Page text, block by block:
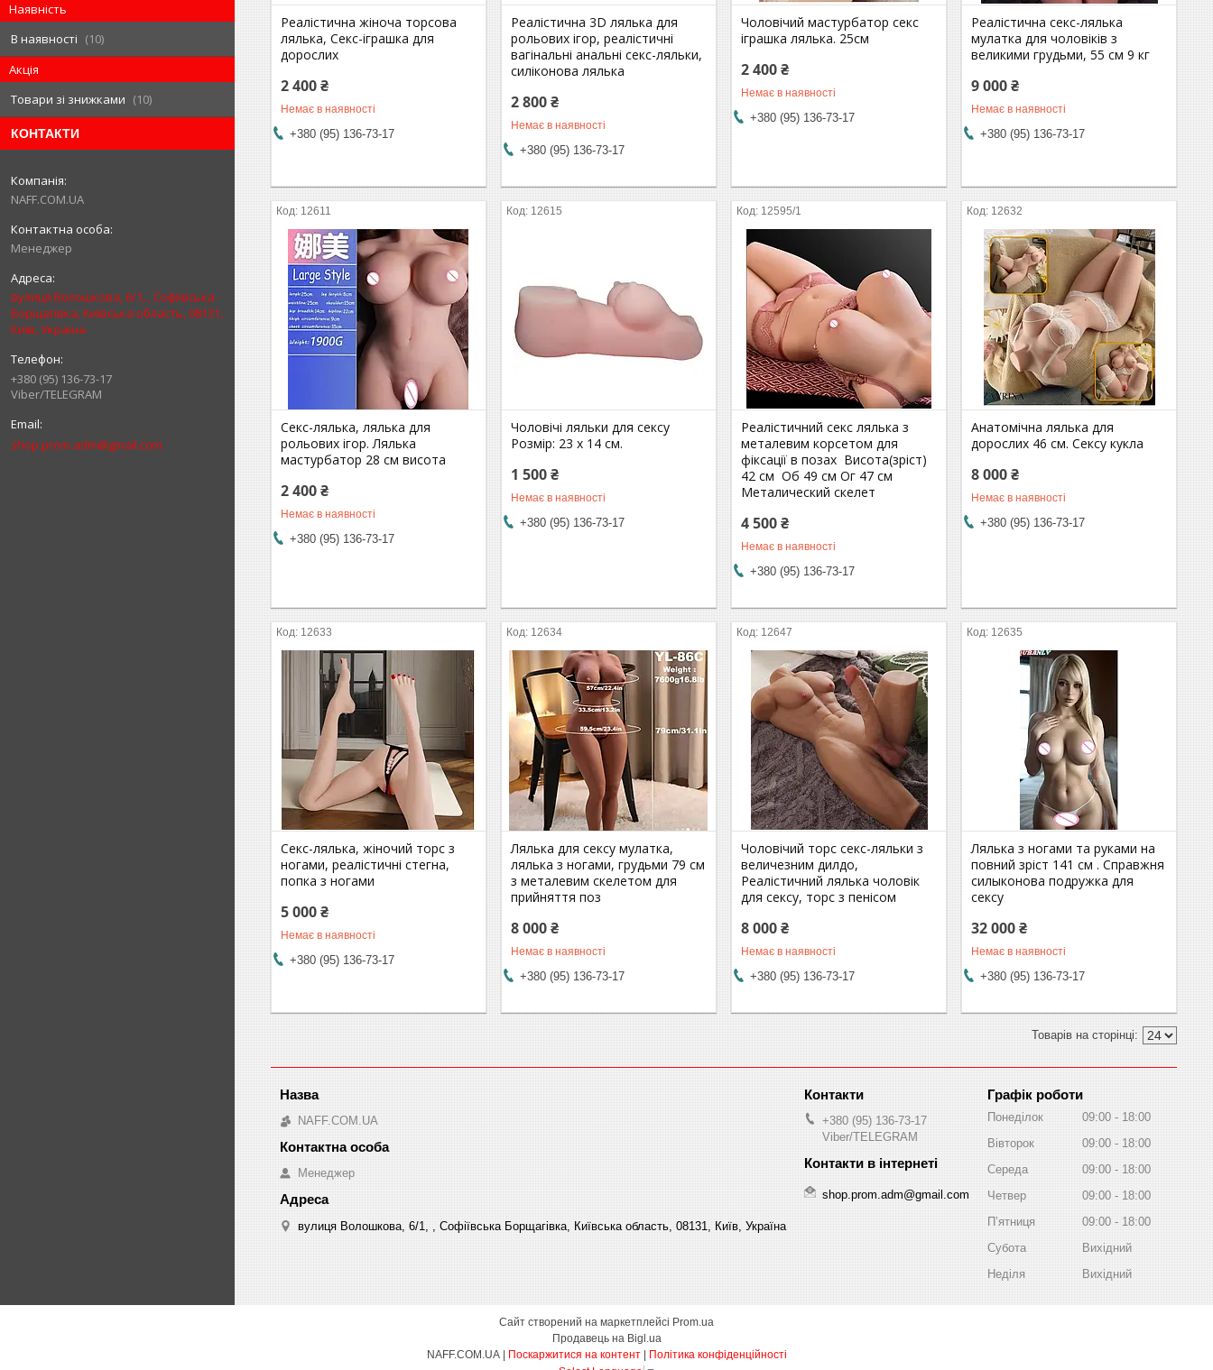
Наявність
В наявності
10
Акція
Товари зі знижками
10
КОНТАКТИ
NAFF.COM.UA
Менеджер
вулиця Волошкова, 6/1, , Софіївська
Борщагівка, Київська область, 08131,
Київ, Україна
+380 (95) 136-73-17
Viber/TELEGRAM
shop.prom.adm@gmail.com
Реалістична жіноча торсова
лялька, Секс-іграшка для
дорослих
2 400 ₴
Немає в наявності
+380 (95) 136-73-17
Реалістична 3D лялька для
рольових ігор, реалістичні
вагінальні анальні секс-ляльки,
силіконова лялька
2 800 ₴
Немає в наявності
+380 (95) 136-73-17
Чоловічий мастурбатор секс
іграшка лялька. 25см
2 400 ₴
Немає в наявності
+380 (95) 136-73-17
Реалістична секс-лялька
мулатка для чоловіків з
великими грудьми, 55 см 9 кг
9 000 ₴
Немає в наявності
+380 (95) 136-73-17
12611
Секс-лялька, лялька для
рольових ігор. Лялька
мастурбатор 28 см висота
2 400 ₴
Немає в наявності
+380 (95) 136-73-17
12615
Чоловічі ляльки для сексу
Розмір: 23 х 14 см.
1 500 ₴
Немає в наявності
+380 (95) 136-73-17
12595/1
Реалістичний секс лялька з
металевим корсетом для
фіксації в позах Висота(зріст)
42 см Об 49 см Ог 47 см
Металический скелет
4 500 ₴
Немає в наявності
+380 (95) 136-73-17
12632
Анатомічна лялька для
дорослих 46 см. Сексу кукла
8 000 ₴
Немає в наявності
+380 (95) 136-73-17
12633
Секс-лялька, жіночий торс з
ногами, реалістичні стегна,
попка з ногами
5 000 ₴
Немає в наявності
+380 (95) 136-73-17
12634
Лялька для сексу мулатка,
лялька з ногами, грудьми 79 см
з металевим скелетом для
прийняття поз
8 000 ₴
Немає в наявності
+380 (95) 136-73-17
12647
Чоловічий торс секс-ляльки з
величезним дилдо,
Реалістичний лялька чоловік
для сексу, торс з пенісом
8 000 ₴
Немає в наявності
+380 (95) 136-73-17
12635
Лялька з ногами та руками на
повний зріст 141 см . Справжня
силыконова подружка для
сексу
32 000 ₴
Немає в наявності
+380 (95) 136-73-17
NAFF.COM.UA
Менеджер
вулиця Волошкова, 6/1, , Софіївська Борщагівка, Київська область, 08131, Київ, Україна
+380 (95) 136-73-17
Viber/TELEGRAM
shop.prom.adm@gmail.com
Графік роботи
Понеділок 09:00
18:00
Вівторок
09:00
18:00
Середа
09:00
18:00
Четвер
09:00
18:00
Пʼятниця
09:00
18:00
Субота
Вихідний
Неділя
Вихідний
Сайт створений на маркетплейсі Prom.ua
Продавець на Bigl.ua
Поскаржитися на контент
Політика конфіденційності